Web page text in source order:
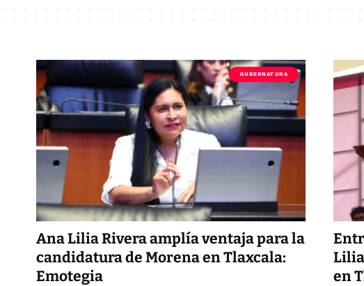
GUBERNATURA
Ana Lilia Rivera amplía ventaja para la
candidatura de Morena en Tlaxcala:
Emotegia
en